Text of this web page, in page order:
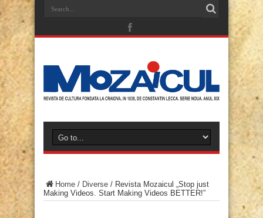
Home / Diverse / Revista Mozaicul „Stop just
Making Videos. Start Making Videos BETTER!”